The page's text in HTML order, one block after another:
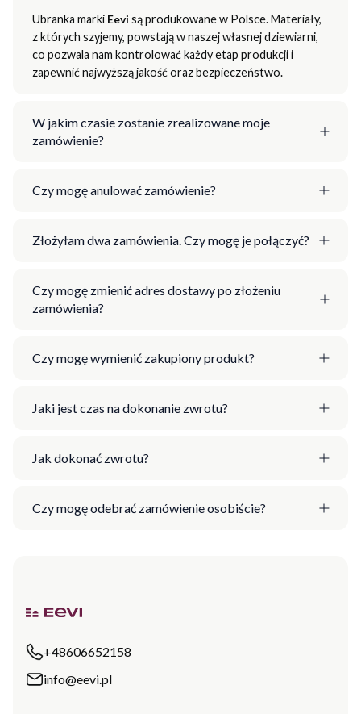
Ubranka marki Eevi są produkowane w Polsce. Materiały,
z których szyjemy, powstają w naszej własnej dziewiarni,
co pozwala nam kontrolować każdy etap produkcji i
zapewnić najwyższą jakość oraz bezpieczeństwo.
W jakim czasie zostanie zrealizowane moje
zamówienie?
Czy mogę anulować zamówienie?
Złożyłam dwa zamówienia. Czy mogę je połączyć?
Czy mogę zmienić adres dostawy po złożeniu
zamówienia?
Czy mogę wymienić zakupiony produkt?
Jaki jest czas na dokonanie zwrotu?
Jak dokonać zwrotu?
Czy mogę odebrać zamówienie osobiście?
+48606652158
info@eevi.pl